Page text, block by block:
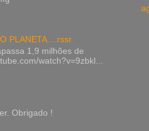
PLANETA....rssr
1,9 milhões de
watch?v=9zbkl...
Obrigado !